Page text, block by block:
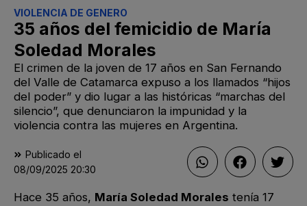
VIOLENCIA DE GENERO
35 años del femicidio de María
Soledad Morales
El crimen de la joven de 17 años en San Fernando
del Valle de Catamarca expuso a los llamados “hijos
del poder” y dio lugar a las históricas “marchas del
silencio”, que denunciaron la impunidad y la
violencia contra las mujeres en Argentina.
Publicado el
08/09/2025 20:30
Hace 35 años, María Soledad Morales tenía 17